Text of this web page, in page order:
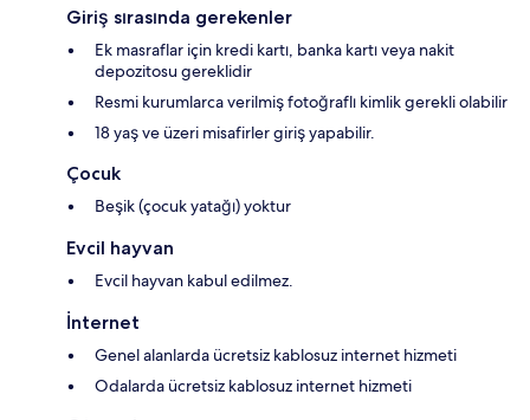
Giriş sırasında gerekenler
Ek masraflar için kredi kartı, banka kartı veya nakit
depozitosu gereklidir
Resmi kurumlarca verilmiş fotoğraflı kimlik gerekli olabilir
18 yaş ve üzeri misafirler giriş yapabilir.
Çocuk
Beşik (çocuk yatağı) yoktur
Evcil hayvan
Evcil hayvan kabul edilmez.
İnternet
Genel alanlarda ücretsiz kablosuz internet hizmeti
Odalarda ücretsiz kablosuz internet hizmeti